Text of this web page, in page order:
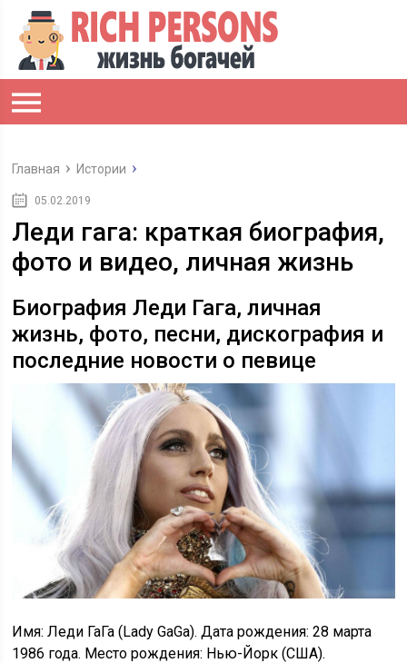
Главная Истории
05.02.2019
Леди гага: краткая биография,
фото и видео, личная жизнь
Биография Леди Гага, личная
жизнь, фото, песни, дискография и
последние новости о певице
Имя: Леди ГаГа (Lady GaGa). Дата рождения: 28 марта
1986 года. Место рождения: Нью-Йорк (США).